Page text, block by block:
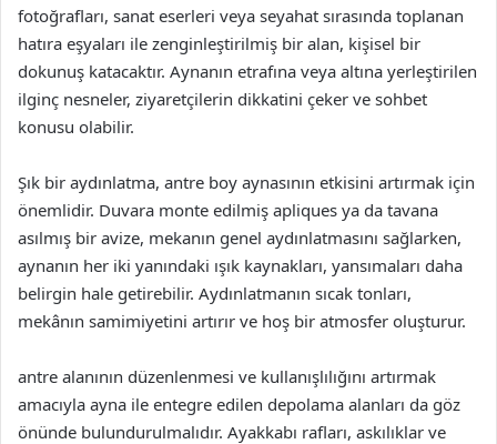
fotoğrafları, sanat eserleri veya seyahat sırasında toplanan
hatıra eşyaları ile zenginleştirilmiş bir alan, kişisel bir
dokunuş katacaktır. Aynanın etrafına veya altına yerleştirilen
ilginç nesneler, ziyaretçilerin dikkatini çeker ve sohbet
konusu olabilir.
Şık bir aydınlatma, antre boy aynasının etkisini artırmak için
önemlidir. Duvara monte edilmiş apliques ya da tavana
asılmış bir avize, mekanın genel aydınlatmasını sağlarken,
aynanın her iki yanındaki ışık kaynakları, yansımaları daha
belirgin hale getirebilir. Aydınlatmanın sıcak tonları,
mekânın samimiyetini artırır ve hoş bir atmosfer oluşturur.
antre alanının düzenlenmesi ve kullanışlılığını artırmak
amacıyla ayna ile entegre edilen depolama alanları da göz
önünde bulundurulmalıdır. Ayakkabı rafları, askılıklar ve